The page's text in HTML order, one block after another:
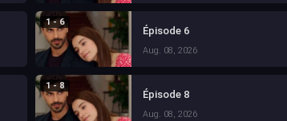
1 - 6
Épisode 6
Aug. 08, 2026
1 - 8
Épisode 8
Aug. 08, 2026